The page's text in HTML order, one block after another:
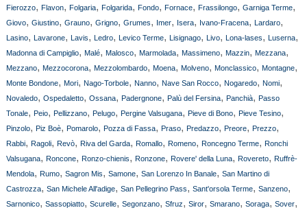
Fierozzo, Flavon, Folgaria, Folgarida, Fondo, Fornace, Frassilongo, Garniga Terme,
Giovo, Giustino, Grauno, Grigno, Grumes, Imer, Isera, Ivano-Fracena, Lardaro,
Lasino, Lavarone, Lavis, Ledro, Levico Terme, Lisignago, Livo, Lona-lases, Luserna,
Madonna di Campiglio, Malé, Malosco, Marmolada, Massimeno, Mazzin, Mezzana,
Mezzano, Mezzocorona, Mezzolombardo, Moena, Molveno, Monclassico, Montagne,
Monte Bondone, Mori, Nago-Torbole, Nanno, Nave San Rocco, Nogaredo, Nomi,
Novaledo, Ospedaletto, Ossana, Padergnone, Palù del Fersina, Panchià, Passo
Tonale, Peio, Pellizzano, Pelugo, Pergine Valsugana, Pieve di Bono, Pieve Tesino,
Pinzolo, Piz Boè, Pomarolo, Pozza di Fassa, Praso, Predazzo, Preore, Prezzo,
Rabbi, Ragoli, Revò, Riva del Garda, Romallo, Romeno, Roncegno Terme, Ronchi
Valsugana, Roncone, Ronzo-chienis, Ronzone, Rovere' della Luna, Rovereto, Ruffrè-
Mendola, Rumo, Sagron Mis, Samone, San Lorenzo In Banale, San Martino di
Castrozza, San Michele All'adige, San Pellegrino Pass, Sant'orsola Terme, Sanzeno,
Sarnonico, Sassopiatto, Scurelle, Segonzano, Sfruz, Siror, Smarano, Soraga, Sover,